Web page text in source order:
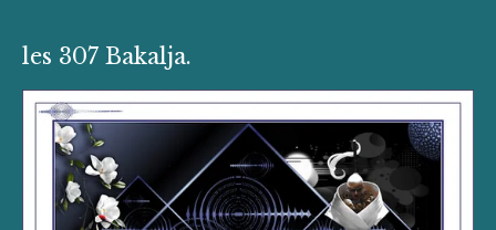
les 307 Bakalja.